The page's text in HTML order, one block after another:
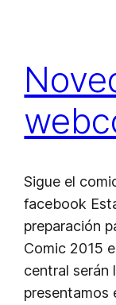
Sigue el
facebook
preparación
Comic 2015
central serán
presentamos